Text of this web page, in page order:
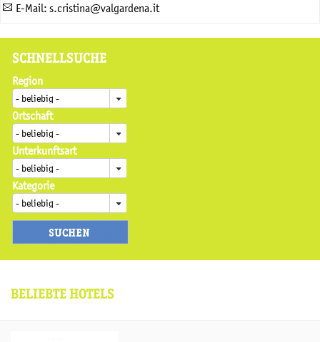
E-Mail: s.cristina@valgardena.it
SCHNELLSUCHE
Region
Ortschaft
Unterkunftsart
Kategorie
BELIEBTE HOTELS